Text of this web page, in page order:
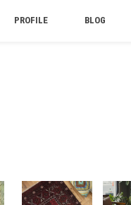
PROFILE BLOG